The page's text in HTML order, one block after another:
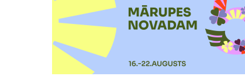
un piešķiršanu, līgumiestāžu
un piešķiršanu
Skatīt vairāk